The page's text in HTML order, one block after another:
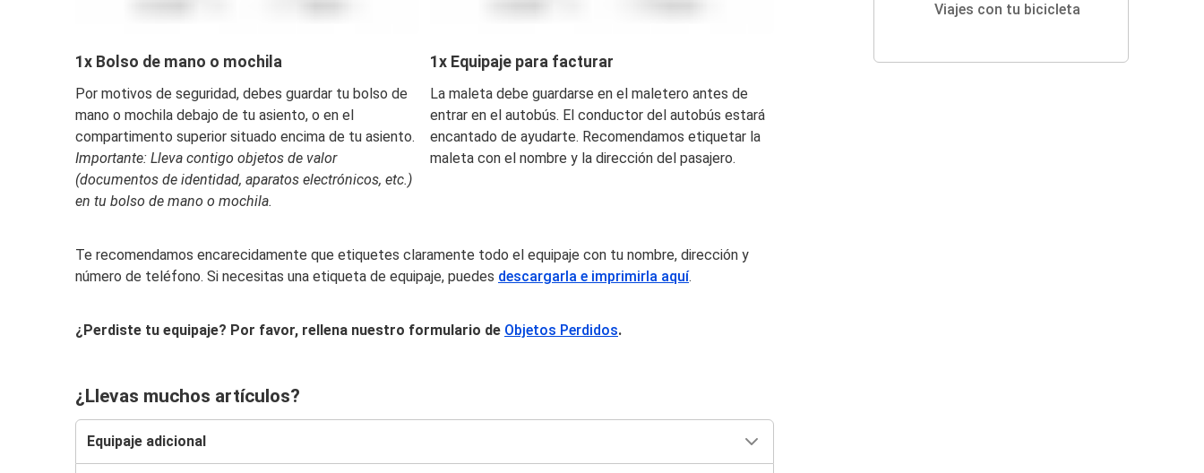
1x Bolso de mano o mochila
Por motivos de seguridad, debes guardar tu bolso de
mano o mochila debajo de tu asiento, o en el
compartimento superior situado encima de tu asiento.
Importante: Lleva contigo objetos de valor
(documentos de identidad, aparatos electrónicos, etc.)
en tu bolso de mano o mochila.
1x Equipaje para facturar
La maleta debe guardarse en el maletero antes de
entrar en el autobús. El conductor del autobús estará
encantado de ayudarte. Recomendamos etiquetar la
maleta con el nombre y la dirección del pasajero.
Te recomendamos encarecidamente que etiquetes claramente todo el equipaje con tu nombre, dirección y
número de teléfono. Si necesitas una etiqueta de equipaje, puedes descargarla e imprimirla aquí.
¿Perdiste tu equipaje? Por favor, rellena nuestro formulario de Objetos Perdidos.
¿Llevas muchos artículos?
Equipaje adicional
Viajes con tu bicicleta